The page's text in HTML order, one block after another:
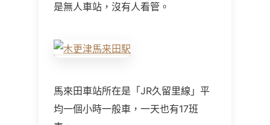
是無人車站，沒有人看管。
馬來田車站所在是「JR久留里線」平
均一個小時一般車，一天也有17班